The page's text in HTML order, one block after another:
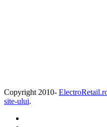
Copyright 2010-
site-ului.